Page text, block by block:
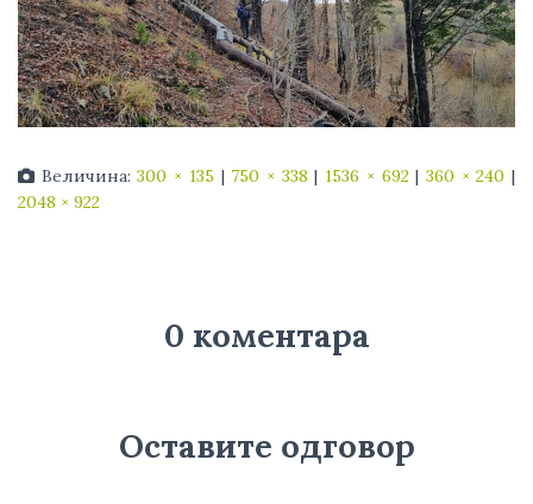
Величина:300 × 135 | 750 × 338 | 1536 × 692 | 360 × 240 |
2048 × 922
0 коментара
Оставите одговор